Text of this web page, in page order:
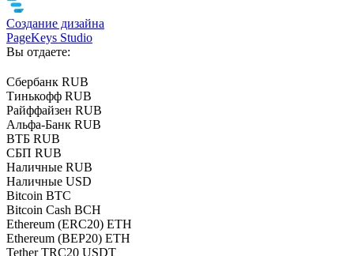
Создание дизайна
PageKeys Studio
Вы отдаете:
Сбербанк RUB
Тинькофф RUB
Райффайзен RUB
Альфа-Банк RUB
ВТБ RUB
СБП RUB
Наличные RUB
Наличные USD
Bitcoin BTC
Bitcoin Cash BCH
Ethereum (ERC20) ETH
Ethereum (BEP20) ETH
Tether TRC20 USDT